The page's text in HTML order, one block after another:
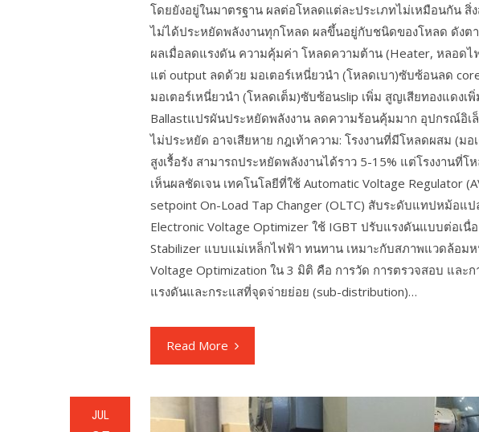
โดยยังอยู่ในมาตรฐาน ผลต่อโหลดแต่ละประเภทไม่เหมือนกัน สิ่
ไม่ได้ประหยัดพลังงานทุกโหลด ผลขึ้นอยู่กับชนิดของโหลด ดังต
ผลเมื่อลดแรงดัน ความคุ้มค่า โหลดความต้าน (Heater, หลอดไ
แต่ output ลดด้วย มอเตอร์เหนี่ยวนำ (โหลดเบา)ซับซ้อนลด
มอเตอร์เหนี่ยวนำ (โหลดเต็ม)ซับซ้อนslip เพิ่ม สูญเสียทองแดง
Ballastแปรผันประหยัดพลังงาน ลดความร้อนคุ้มมาก อุปกรณ์อิเ
ไม่ประหยัด อาจเสียหาย กฎเท้าความ: โรงงานที่มีโหลดผสม (ม
สูงเรื้อรัง สามารถประหยัดพลังงานได้ราว 5-15% แต่โรงงาน
เห็นผลชัดเจน เทคโนโลยีที่ใช้ Automatic Voltage Regulator
setpoint On-Load Tap Changer (OLTC) สับระดับแทปหม้อ
Electronic Voltage Optimizer ใช้ IGBT ปรับแรงดันแบบต่อเนื่
Stabilizer แบบแม่เหล็กไฟฟ้า ทนทาน เหมาะกับสภาพแวดล้อม
Voltage Optimization ใน 3 มิติ คือ การวัด การตรวจสอบ และ
แรงดันและกระแสที่จุดจ่ายย่อย (sub-distribution)…
Read More
JUL